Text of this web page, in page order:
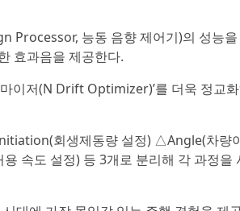
Processor, 능동 음향 제어기)의 성능
효과음을 제공한다.
이저(N Drift Optimizer)’를 더욱 정교
회생제동량 설정) △Angle(차량
속도 설정) 등 3개로 분리해 각 과정을